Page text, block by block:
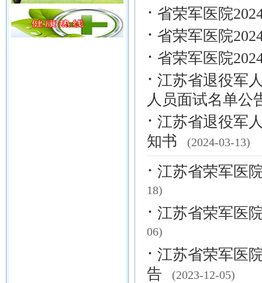
· 省荣军医院
· 省荣军医院
· 省荣军医院
· 江苏省退役军
人员面试名单公
· 江苏省退役军
知书
(2024-03-13)
· 江苏省荣军医
18)
· 江苏省荣军医
06)
· 江苏省荣军医
告
(2023-12-05)